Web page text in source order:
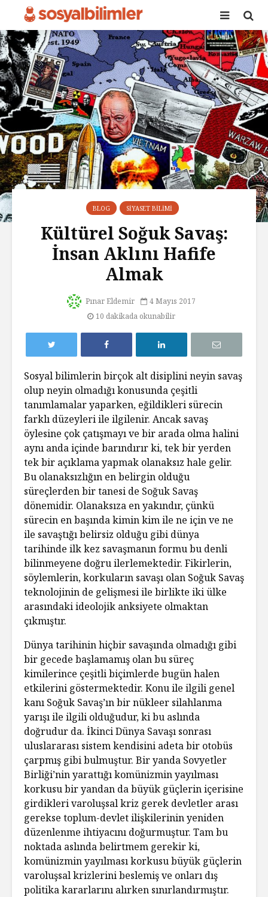
BLOG SIYASET BILIMI
Kültürel Soğuk Savaş:
İnsan Aklını Hafife
Almak
Pınar Eldemir
4 Mayıs 2017
10 dakikada okunabilir
Sosyal bilimlerin birçok alt disiplini neyin savaş
olup neyin olmadığı konusunda çeşitli
tanımlamalar yaparken, eğildikleri sürecin
farklı düzeyleri ile ilgilenir. Ancak savaş
öylesine çok çatışmayı ve bir arada olma halini
aynı anda içinde barındırır ki, tek bir yerden
tek bir açıklama yapmak olanaksız hale gelir.
Bu olanaksızlığın en belirgin olduğu
süreçlerden bir tanesi de Soğuk Savaş
dönemidir. Olanaksıza en yakındır, çünkü
sürecin en başında kimin kim ile ne için ve ne
ile savaştığı belirsiz olduğu gibi dünya
tarihinde ilk kez savaşmanın formu bu denli
bilinmeyene doğru ilerlemektedir. Fikirlerin,
söylemlerin, korkuların savaşı olan Soğuk Savaş
teknolojinin de gelişmesi ile birlikte iki ülke
arasındaki ideolojik anksiyete olmaktan
çıkmıştır.
Dünya tarihinin hiçbir savaşında olmadığı gibi
bir gecede başlamamış olan bu süreç
kimilerince çeşitli biçimlerde bugün halen
etkilerini göstermektedir. Konu ile ilgili genel
kanı Soğuk Savaş’ın bir nükleer silahlanma
yarışı ile ilgili olduğudur, ki bu aslında
doğrudur da. İkinci Dünya Savaşı sonrası
uluslararası sistem kendisini adeta bir otobüs
çarpmış gibi bulmuştur. Bir yanda Sovyetler
Birliği’nin yarattığı komünizmin yayılması
korkusu bir yandan da büyük güçlerin içerisine
girdikleri varoluşsal kriz gerek devletler arası
gerekse toplum-devlet ilişkilerinin yeniden
düzenlenme ihtiyacını doğurmuştur. Tam bu
noktada aslında belirtmem gerekir ki,
komünizmin yayılması korkusu büyük güçlerin
varoluşsal krizlerini beslemiş ve onları dış
politika kararlarını alırken sınırlandırmıştır.